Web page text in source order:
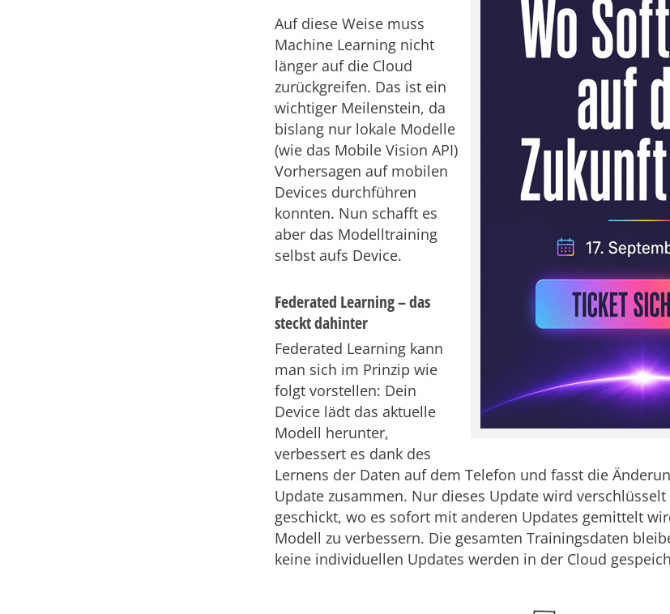
Auf diese Weise muss
Machine Learning nicht
länger auf die Cloud
zurückgreifen. Das ist ein
wichtiger Meilenstein, da
bislang nur lokale Modelle
(wie das Mobile Vision API)
Vorhersagen auf mobilen
Devices durchführen
konnten. Nun schafft es
aber das Modelltraining
selbst aufs Device.
Federated Learning – das
steckt dahinter
Federated Learning kann
man sich im Prinzip wie
folgt vorstellen: Dein
Device lädt das aktuelle
Modell herunter,
verbessert es dank des
Lernens der Daten auf dem Telefon und fasst die
Update zusammen. Nur dieses Update wird
geschickt, wo es sofort mit anderen Updates gemittelt
Modell zu verbessern. Die gesamten Trainingsdaten
keine individuellen Updates werden in der Cloud